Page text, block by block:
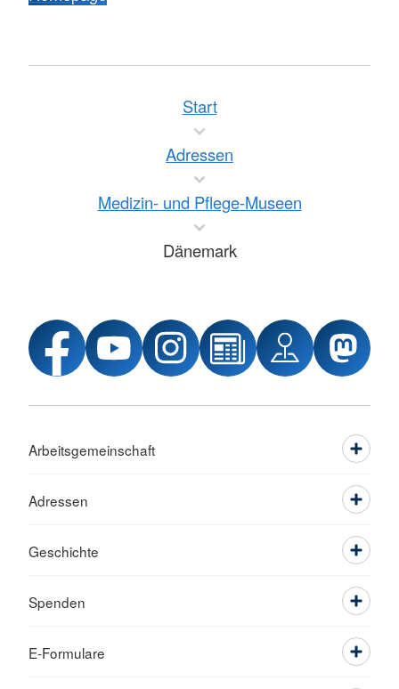
Start
Adressen
Medizin- und Pflege-Museen
Dänemark
Arbeitsgemeinschaft
Adressen
Geschichte
Spenden
E-Formulare